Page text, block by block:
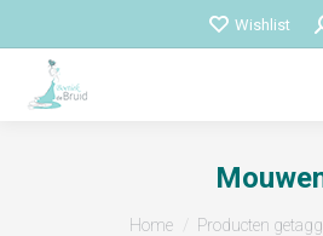
Wishlist
Je bent hier:
Home Producten